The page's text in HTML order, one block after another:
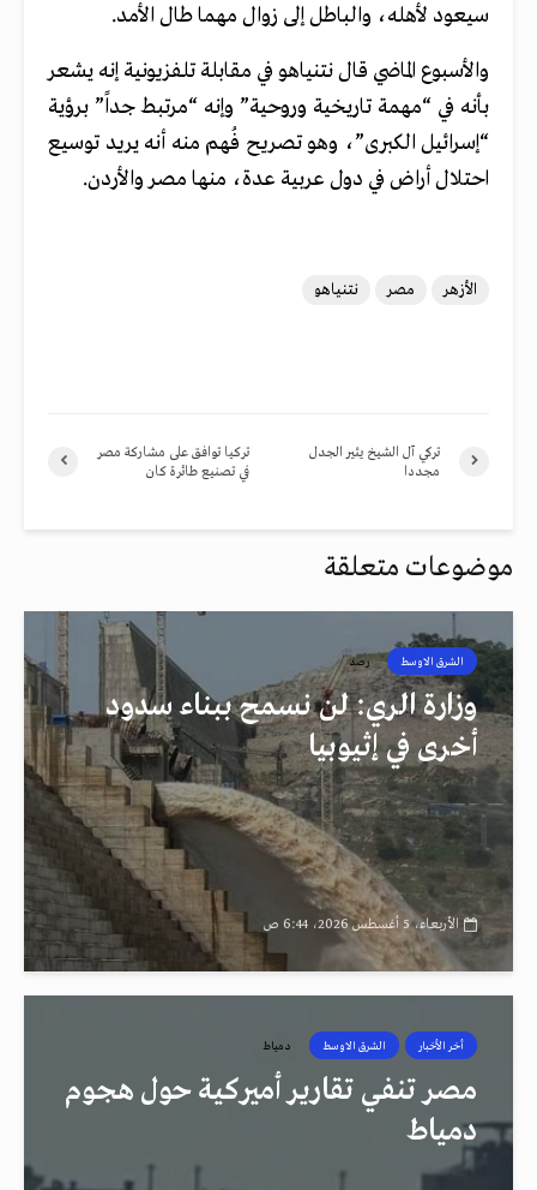
سيعود لأهله، والباطل إلى زوال مهما طال الأمد.
والأسبوع الماضي قال نتنياهو في مقابلة تلفزيونية إنه يشعر
بأنه في “مهمة تاريخية وروحية” وإنه “مرتبط جداً” برؤية
“إسرائيل الكبرى”، وهو تصريح فُهم منه أنه يريد توسيع
احتلال أراض في دول عربية عدة، منها مصر والأردن.
الأزهر مصر نتنياهو
تركيا توافق على مشاركة مصر
في تصنيع طائرة كان
تركي آل الشيخ يثير الجدل
مجددا
موضوعات متعلقة
الشرق الاوسط رصد
وزارة الري: لن نسمح ببناء سدود
أخرى في إثيوبيا
الأربعاء، 5 أغسطس 2026، 6:44 ص
أخر الأخبار الشرق الاوسط دمياط
مصر تنفي تقارير أميركية حول هجوم
دمياط